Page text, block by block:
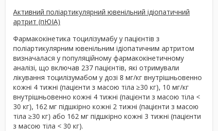
Активний поліартикулярний ювенільний ідіопатичний
артрит (пЮІА)
Фармакокінетика тоцилізумабу у пацієнтів з
поліартикулярним ювенільним ідіопатичним артритом
визначалася у популяційному фармакокінетичному
аналізі, що включав 237 пацієнтів, які отримували
лікування тоцилізумабом у дозі 8 мг/кг внутрішньовенно
кожні 4 тижні (пацієнти з масою тіла ≥30 кг), 10 мг/кг
внутрішньовенно кожні 4 тижні (пацієнти з масою тіла <
30 кг), 162 мг підшкірно кожні 2 тижні (пацієнти з масою
тіла ≥30 кг) або 162 мг підшкірно кожні 3 тижні (пацієнти
з масою тіла < 30 кг).